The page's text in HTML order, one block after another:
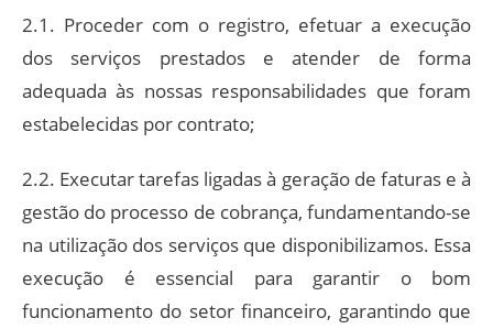
2.1. Proceder com o registro, efetuar a execução
dos serviços prestados e atender de forma
adequada às nossas responsabilidades que foram
estabelecidas por contrato;
2.2. Executar tarefas ligadas à geração de faturas e à
gestão do processo de cobrança, fundamentando-se
na utilização dos serviços que disponibilizamos. Essa
execução é essencial para garantir o bom
funcionamento do setor financeiro, garantindo que